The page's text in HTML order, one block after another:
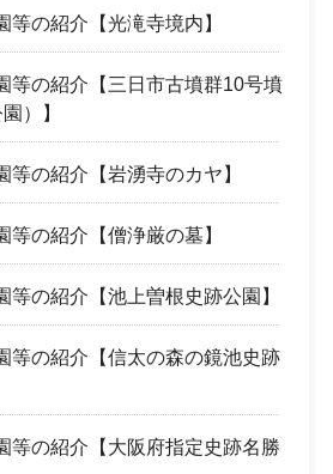
等の紹介【光滝寺境内】
等の紹介【三日市古墳群10号墳
）】
等の紹介【岩湧寺のカヤ】
等の紹介【僧浄厳の墓】
等の紹介【池上曽根史跡公園】
等の紹介【信太の森の鏡池史跡
等の紹介【大阪府指定史跡名勝